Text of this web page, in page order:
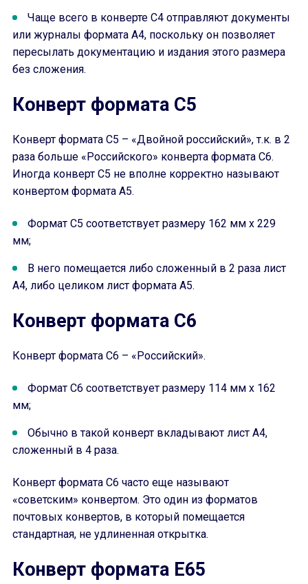
Чаще всего в конверте С4 отправляют документы
или журналы формата А4, поскольку он позволяет
пересылать документацию и издания этого размера
без сложения.
Конверт формата С5
Конверт формата С5 – «Двойной российский», т.к. в 2
раза больше «Российского» конверта формата С6.
Иногда конверт С5 не вполне корректно называют
конвертом формата А5.
Формат С5 соответствует размеру 162 мм x 229
мм;
В него помещается либо сложенный в 2 раза лист
А4, либо целиком лист формата А5.
Конверт формата С6
Конверт формата С6 – «Российский».
Формат С6 соответствует размеру 114 мм x 162
мм;
Обычно в такой конверт вкладывают лист А4,
сложенный в 4 раза.
Конверт формата С6 часто еще называют
«советским» конвертом. Это один из форматов
почтовых конвертов, в который помещается
стандартная, не удлиненная открытка.
Конверт формата Е65